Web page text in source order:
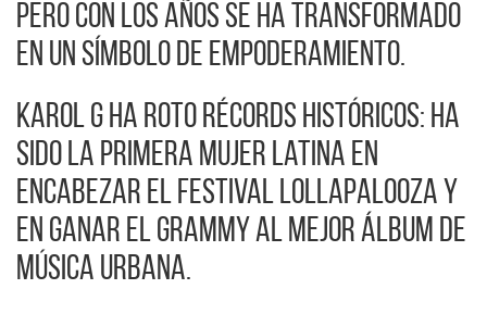
pero con los años se ha transformado
en un símbolo de empoderamiento.
Karol G ha roto récords históricos: ha
sido la primera mujer latina en
encabezar el festival Lollapalooza y
en ganar el Grammy al Mejor Álbum de
Música Urbana.